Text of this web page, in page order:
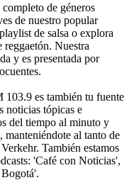
de géneros
de nuestro popular
de salsa o explora
Nuestra
y es presentada por
103.9 es también tu fuente
noticias tópicas e
del tiempo al minuto y
manteniéndote al tanto de
También estamos
'Café con Noticias',